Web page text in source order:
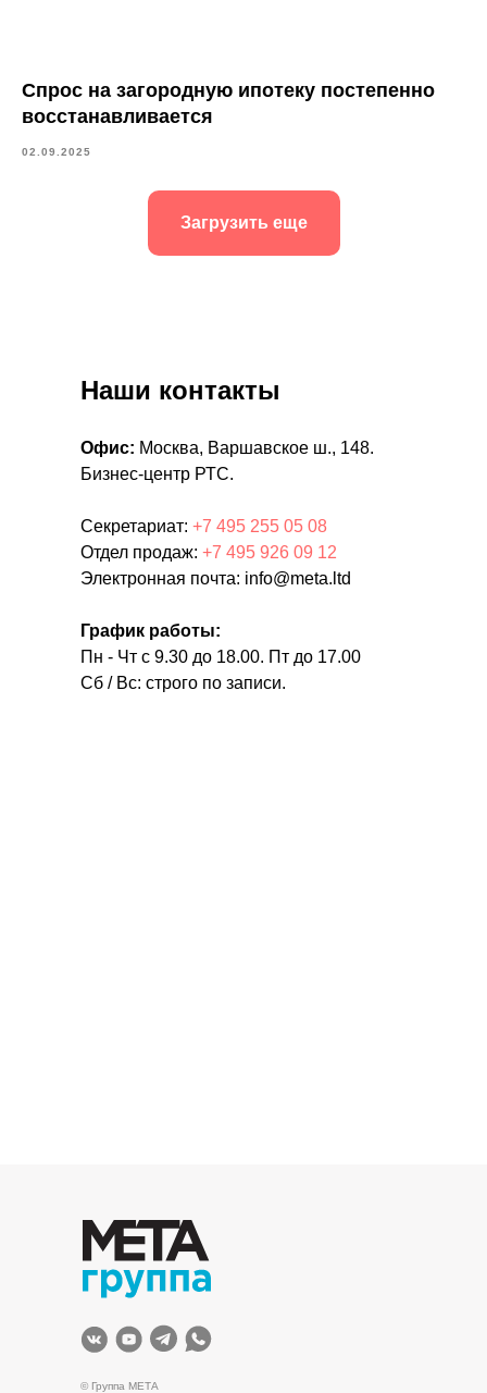
Спрос на загородную ипотеку постепенно
восстанавливается
02.09.2025
Загрузить еще
Офис: Москва, Варшавское ш., 148.
Бизнес-центр РТС.
Секретариат: +7 495 255 05 08
Отдел продаж: +7 495 926 09 12
Электронная почта: info@meta.ltd
График работы:
Пн - Чт с 9.30 до 18.00. Пт до 17.00
Сб / Вс: строго по записи.
Наши контакты
© Группа МЕТА